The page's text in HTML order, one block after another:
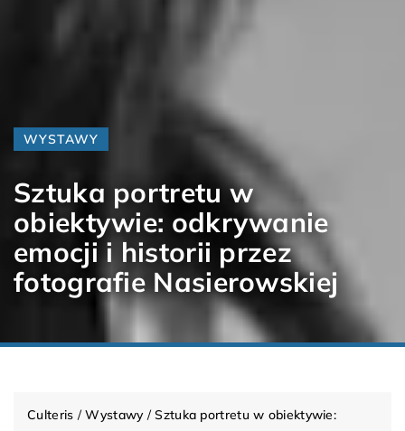
WYSTAWY
Sztuka portretu w
obiektywie: odkrywanie
emocji i historii przez
fotografie Nasierowskiej
Culteris /Wystawy/Sztuka portretu w obiektywie: